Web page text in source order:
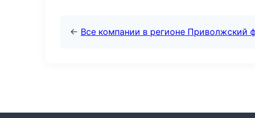
← Все компании в регионе Приволжский